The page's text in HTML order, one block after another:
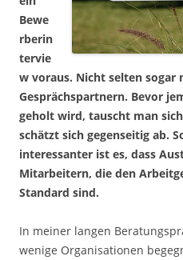
Bewe
rberin
tervie
w voraus. Nicht selten sogar
Gesprächspartnern. Bevor
geholt wird, tauscht man
schätzt sich gegenseitig ab.
interessanter ist es, dass
Mitarbeitern, die den
Standard sind.
In meiner langen
wenige Organisationen